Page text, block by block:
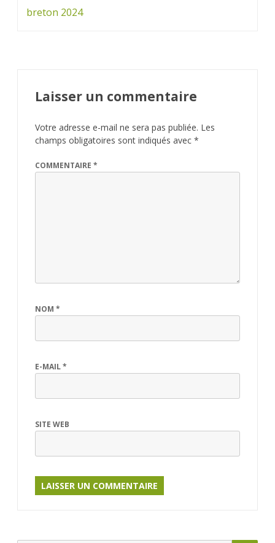
breton 2024
Laisser un commentaire
Votre adresse e-mail ne sera pas publiée. Les
champs obligatoires sont indiqués avec *
COMMENTAIRE *
NOM *
E-MAIL*
SITE WEB